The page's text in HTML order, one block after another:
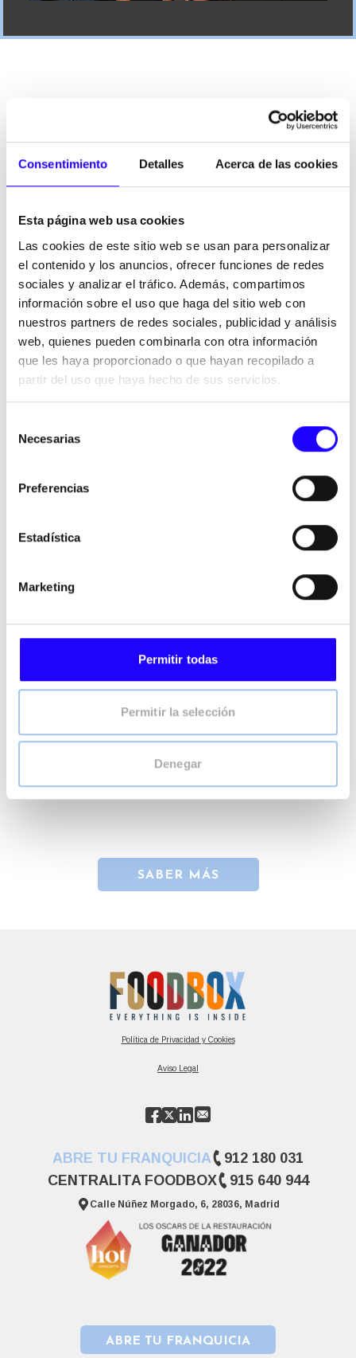
Consentimiento Detalles Acerca de las cookies
Esta página web usa cookies
Las cookies de este sitio web se usan para personalizar
el contenido y los anuncios, ofrecer funciones de redes
sociales y analizar el tráfico. Además, compartimos
información sobre el uso que haga del sitio web con
nuestros partners de redes sociales, publicidad y análisis
web, quienes pueden combinarla con otra información
que les haya proporcionado o que hayan recopilado a
partir del uso que haya hecho de sus servicios.
Necesarias
Preferencias
Estadística
Marketing
Permitir todas
Permitir la selección
Denegar
FoodBoxreúne un portfolio de marcas complementarias,
responder a distintos momentos de consumo dentro de la
restauración organizada.
Desde conceptos de Coffee & Bakery hasta restauración
casual y urbana, cada marca combina identidad propia,
eficiencia operativa y capacidad de expansión.
Un ecosistema multimarca coherente, pensado para atraer
y satisfacer a los miles de clientes que visitan nuestros
establecimientos a diario.
SABER MÁS
ABRE TU FRANQUICIA
912 180 031
CENTRALITA FOODBOX
915 640 944
Calle Núñez Morgado, 6, 28036, Madrid
Política de Privacidad y Cookies
Aviso Legal
ABRE TU FRANQUICIA